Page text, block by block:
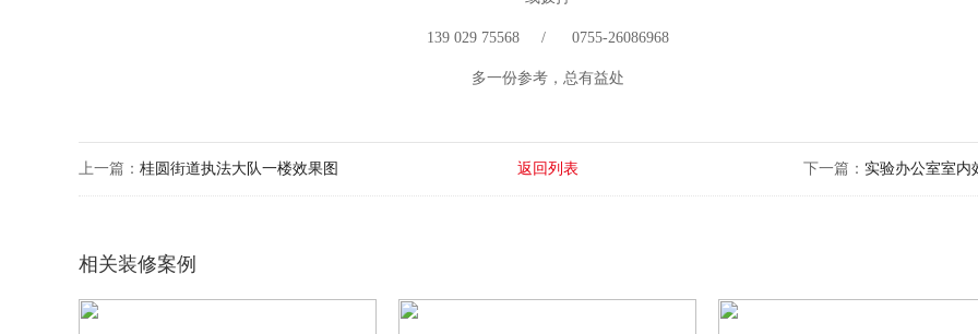
139 029 75568 / 0755-26086968
多一份参考，总有益处
上一篇： 桂圆街道执法大队一楼效果图 下一篇： 实验办公室室内
返回列表
相关装修案例